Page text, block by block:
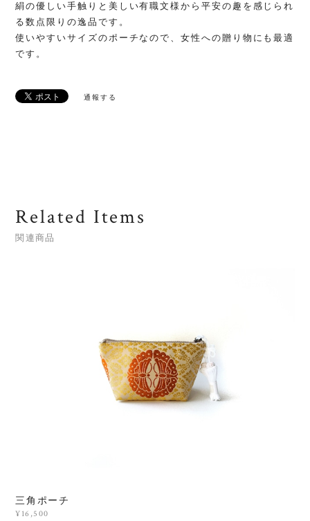
絹の優しい手触りと美しい有職文様から平安の趣を感じられ
る数点限りの逸品です。
使いやすいサイズのポーチなので、女性への贈り物にも最適
です。
通報する
Related Items
関連商品
三角ポーチ
¥16,500